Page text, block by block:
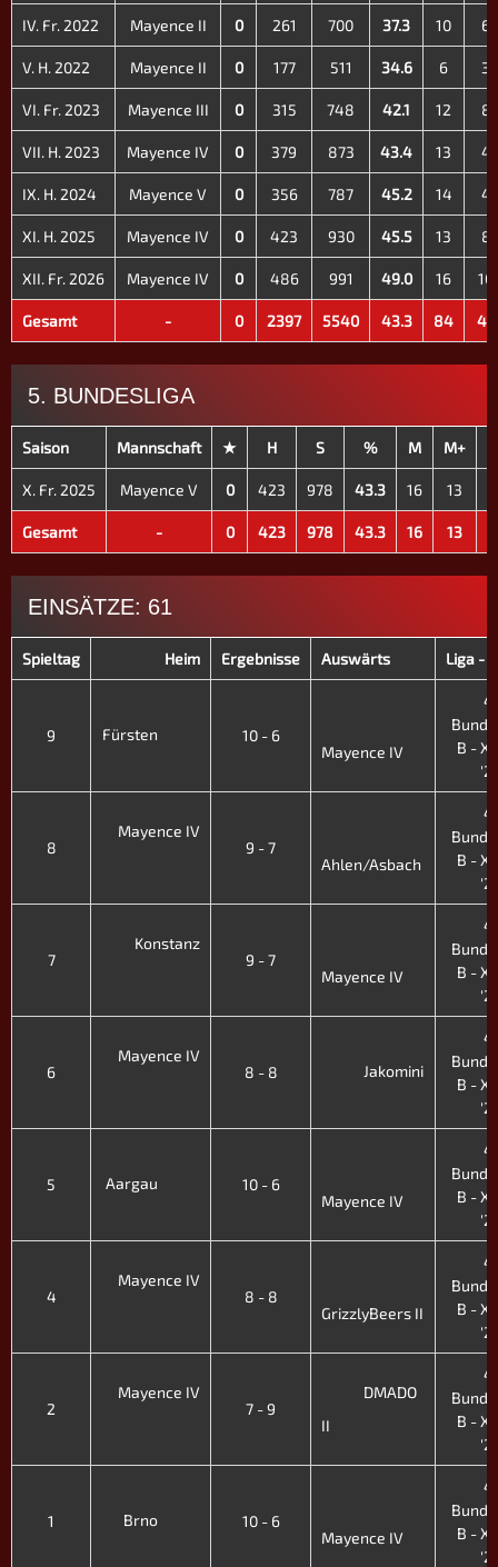
IV. Fr. 2022 Mayence II 0 261 700 37.3 10 6
V. H. 2022 Mayence II 0 177 511 34.6 6 3
VI. Fr. 2023 Mayence III 0 315 748 42.1 12 8
VII. H. 2023 Mayence IV 0 379 873 43.4 13 4
IX. H. 2024 Mayence V 0 356 787 45.2 14 4
XI. H. 2025 Mayence IV 0 423 930 45.5 13 8
XII. Fr. 2026 Mayence IV 0 486 991 49.0 16 10
Gesamt - 0 2397 5540 43.3 84 43
5. BUNDESLIGA
Saison Mannschaft ★ H S % M M+
X. Fr. 2025 Mayence V 0 423 978 43.3 16 13
Gesamt - 0 423 978 43.3 16 13
EINSÄTZE: 61
Spieltag Heim Ergebnisse Auswärts Liga -
9 Fürsten
10 - 6
Mayence IV
4.
B -
8
Mayence IV
9 - 7
Ahlen/Asbach
4.
B -
7
Konstanz
9 - 7
Mayence IV
4.
B -
6
Mayence IV
8 - 8
Jakomini
4.
B -
5 Aargau
10 - 6
Mayence IV
4.
B -
4
Mayence IV
8 - 8
GrizzlyBeers II
4.
B -
2
Mayence IV
7 - 9
DMADO
II
4.
B -
1 Brno
10 - 6
Mayence IV
4.
B -